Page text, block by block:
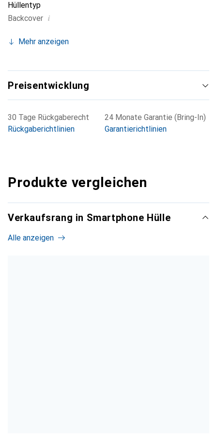
Hüllentyp
Backcover i
Mehr anzeigen
Preisentwicklung
30 Tage Rückgaberecht
Rückgaberichtlinien
24 Monate Garantie (Bring-In)
Garantierichtlinien
Produkte vergleichen
Verkaufsrang in Smartphone Hülle
Alle anzeigen